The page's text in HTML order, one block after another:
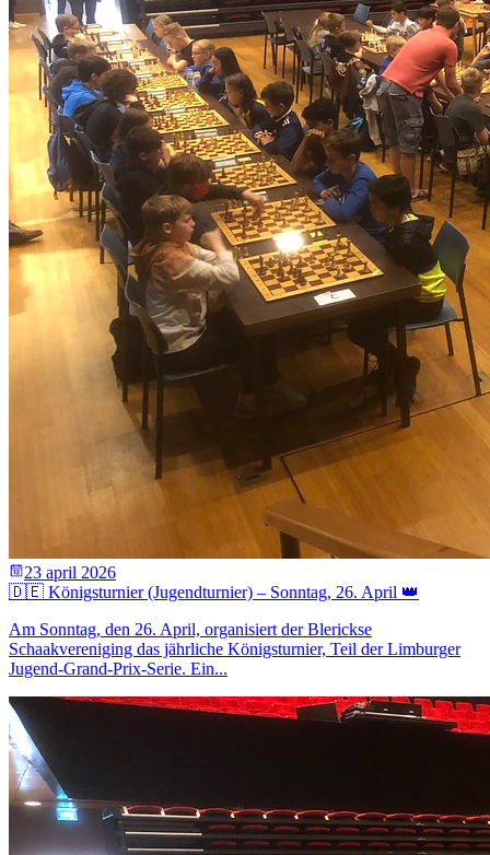
23 april 2026
🇩🇪 Königsturnier (Jugendturnier) – Sonntag, 26. April 👑
Am Sonntag, den 26. April, organisiert der Blerickse
Schaakvereniging das jährliche Königsturnier, Teil der Limburger
Jugend-Grand-Prix-Serie. Ein...